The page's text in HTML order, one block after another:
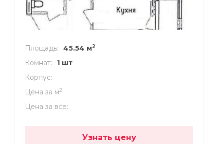
Площадь 45.54 м2
Комнат
1 шт
Корпус
Цена за м2
Цена за все
Узнать цену